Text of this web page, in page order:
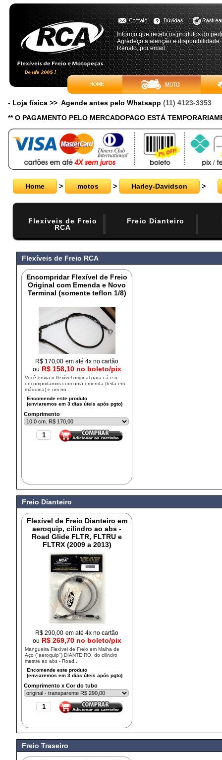
Informo que recebi os produtos do
Agradeço a atenção e disponibilidade.
Renato, por email
- Loja física >> Agende antes pelo Whatsapp (11) 4123-3353
** O PAGAMENTO PELO MERCADOPAGO ESTÁ
Home > motos > Harley-Davidson >
Flexíveis de Freio
RCA
Freio Dianteiro
Flexíveis de Freio RCA
Encompridar Flexível de Freio
Original com Emenda e Novo
Terminal (somente teflon 1/8)
R$ 170,00 em até 4x no cartão
ou R$ 158,10 no boleto/pix
Você envia o flexível original para cá e o
encompridamos com uma emenda (feita em
máquina) e um no...
Comprimento
Freio Dianteiro
Flexível de Freio Dianteiro em
aeroquip, cilindro ao abs -
Road Glide FLTR, FLTRU e
FLTRX (2009 a 2013)
R$290,00 em até 4x no cartão
ou R$ 269,70 no boleto/pix
Mangueira Flexível de Freio em Malha de
Aço ("aeroquip") DIANTEIRO, do cilindro
mestre ao abs - Road...
Comprimento x Cor do tubo
Freio Traseiro